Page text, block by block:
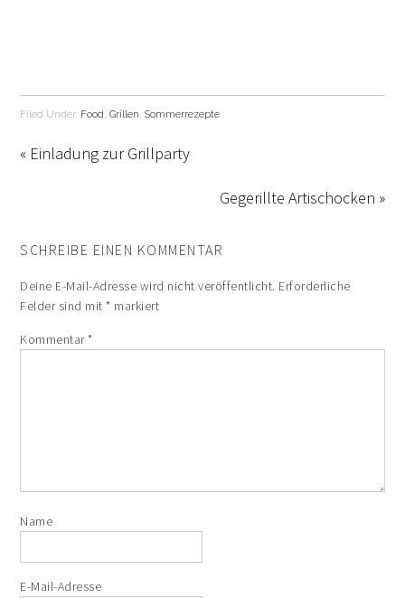
Filed Under: Food,Grillen,Sommerrezepte
« Einladung zur Grillparty
Gegerillte Artischocken »
SCHREIBE EINEN KOMMENTAR
Deine E-Mail-Adresse wird nicht veröffentlicht. Erforderliche
Felder sind mit* markiert
Kommentar*
Name
E-Mail-Adresse